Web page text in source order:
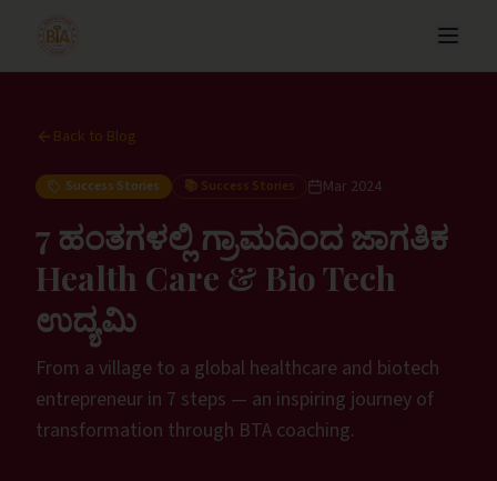
Back to Blog
Success Stories 📚 Success Stories Mar 2024
7 ಹಂತಗಳಲ್ಲಿ ಗ್ರಾಮದಿಂದ ಜಾಗತಿಕ
Health Care & Bio Tech
ಉದ್ಯಮಿ
From a village to a global healthcare and biotech
entrepreneur in 7 steps — an inspiring journey of
transformation through BTA coaching.